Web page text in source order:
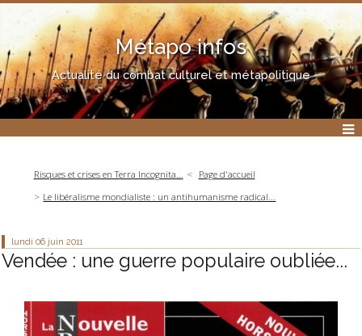
Métapo infos
Actualité du combat culturel et métapolitique
Risques et crises en Terra Incognita...
Page d'accueil
Le libéralisme mondialiste : un antihumanisme radical...
lundi 06 juin 2011
Vendée : une guerre populaire oubliée...